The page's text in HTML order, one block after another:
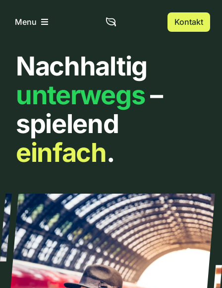
InhaltMenu
Home
Über uns
Urbanlist
Kontakt
Nachhaltig
unterwegs–
spielend
einfach.